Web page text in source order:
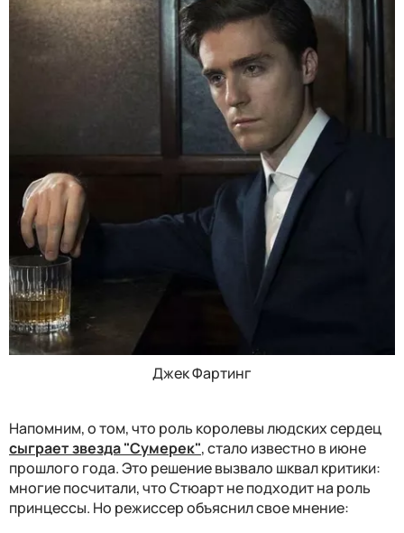
Джек Фартинг
Напомним, о том, что роль королевы людских сердец
сыграет звезда "Сумерек", стало известно в июне
прошлого года. Это решение вызвало шквал критики:
многие посчитали, что Стюарт не подходит на роль
принцессы. Но режиссер объяснил свое мнение: